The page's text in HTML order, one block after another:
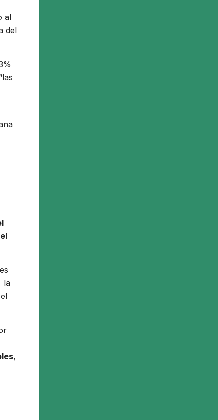
al
del
el
la
,